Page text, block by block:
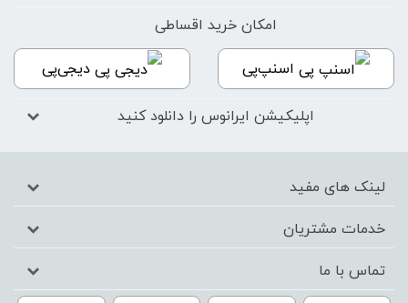
امکان خرید اقساطی
اسنپ‌پی دیجی‌پی
اپلیکیشن ایرانوس را دانلود کنید
لینک های مفید
خدمات مشتریان
تماس با ما